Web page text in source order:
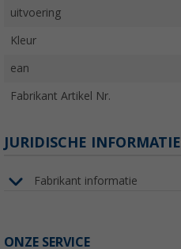
uitvoering
Kleur
ean
Fabrikant Artikel Nr.
JURIDISCHE INFORMATIE
Fabrikant informatie
ONZE SERVICE